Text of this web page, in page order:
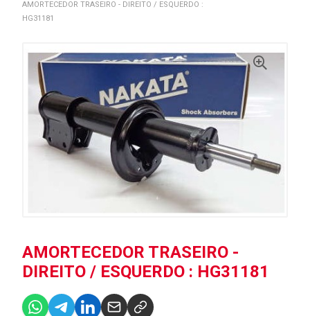
AMORTECEDOR TRASEIRO - DIREITO / ESQUERDO :
HG31181
AMORTECEDOR TRASEIRO -
DIREITO / ESQUERDO : HG31181